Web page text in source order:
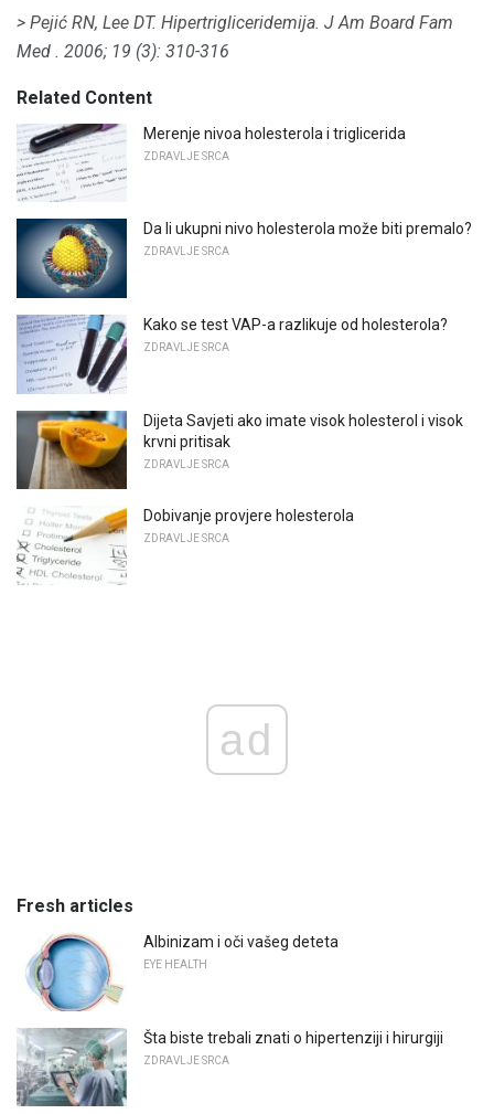
> Pejić RN, Lee DT. Hipertrigliceridemija. J Am Board Fam
Med . 2006; 19 (3): 310-316
Related Content
Merenje nivoa holesterola i triglicerida
ZDRAVLJE SRCA
Da li ukupni nivo holesterola može biti premalo?
ZDRAVLJE SRCA
Kako se test VAP-a razlikuje od holesterola?
ZDRAVLJE SRCA
Dijeta Savjeti ako imate visok holesterol i visok
krvni pritisak
ZDRAVLJE SRCA
Dobivanje provjere holesterola
ZDRAVLJE SRCA
ad
Fresh articles
Albinizam i oči vašeg deteta
EYE HEALTH
Šta biste trebali znati o hipertenziji i hirurgiji
ZDRAVLJE SRCA